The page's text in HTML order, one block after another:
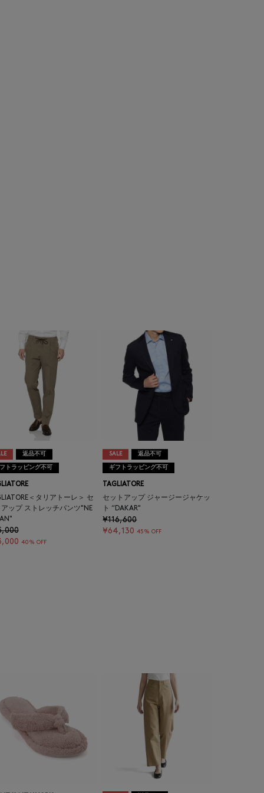
返品不可
トラッピング不可
＜タリアトーレ＞ セ
アップ ストレッチパンツ"NE
40% OFF
SALE 返品不可
ギフトラッピング不可
TAGLIATORE
セットアップ ジャージージャケッ
ト “DAKAR"
¥116,600
¥64,130 45% OFF